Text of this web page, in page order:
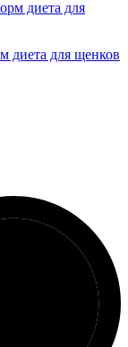
диета для щенков